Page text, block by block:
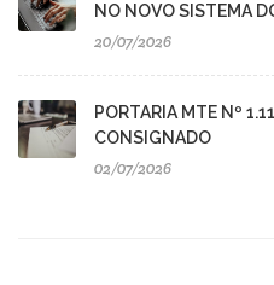
NO NOVO SISTEMA
20/07/2026
PORTARIA MTE Nº
CONSIGNADO
02/07/2026